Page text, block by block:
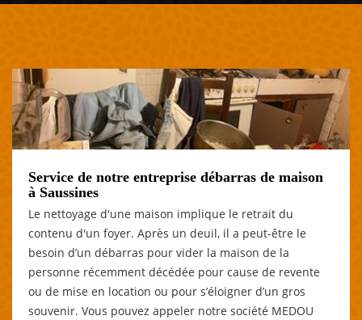
Service de notre entreprise débarras de maison
à Saussines
Le nettoyage d'une maison implique le retrait du
contenu d'un foyer. Après un deuil, il a peut-être le
besoin d’un débarras pour vider la maison de la
personne récemment décédée pour cause de revente
ou de mise en location ou pour s’éloigner d’un gros
souvenir. Vous pouvez appeler notre société MEDOU